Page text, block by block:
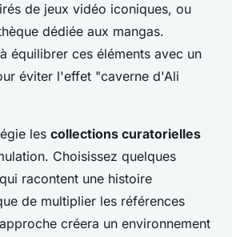
de jeux vidéo iconiques, ou
dédiée aux mangas.
équilibrer ces éléments avec un
éviter l'effet "caverne d'Ali
les collections curatorielles
Choisissez quelques
racontent une histoire
de multiplier les références
créera un environnement